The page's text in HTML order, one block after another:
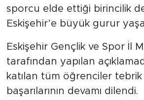
sporcu elde ettiği birincilik
Eskişehir’e büyük gurur
Eskişehir Gençlik ve Spor İl
tarafından yapılan
katılan tüm öğrenciler
başarılarının devamı dilendi.